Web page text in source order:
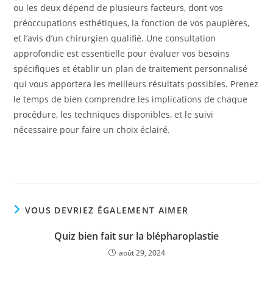
ou les deux dépend de plusieurs facteurs, dont vos
préoccupations esthétiques, la fonction de vos paupières,
et l’avis d’un chirurgien qualifié. Une consultation
approfondie est essentielle pour évaluer vos besoins
spécifiques et établir un plan de traitement personnalisé
qui vous apportera les meilleurs résultats possibles. Prenez
le temps de bien comprendre les implications de chaque
procédure, les techniques disponibles, et le suivi
nécessaire pour faire un choix éclairé.
VOUS DEVRIEZ ÉGALEMENT AIMER
Quiz bien fait sur la blépharoplastie
août 29, 2024